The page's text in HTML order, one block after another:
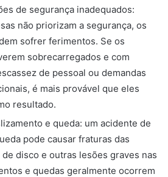
de segurança inadequados:
não priorizam a segurança, os
sofrer ferimentos. Se os
sobrecarregados e com
de pessoal ou demandas
é mais provável que eles
resultado.
e queda: um acidente de
pode causar fraturas das
disco e outras lesões graves nas
e quedas geralmente ocorrem